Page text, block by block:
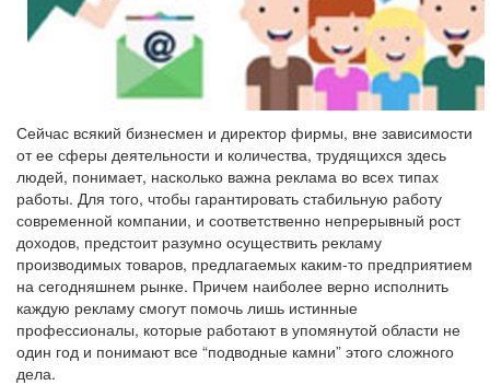
Сейчас всякий бизнесмен и директор фирмы, вне зависимости
от ее сферы деятельности и количества, трудящихся здесь
людей, понимает, насколько важна реклама во всех типах
работы. Для того, чтобы гарантировать стабильную работу
современной компании, и соответственно непрерывный рост
доходов, предстоит разумно осуществить рекламу
производимых товаров, предлагаемых каким-то предприятием
на сегодняшнем рынке. Причем наиболее верно исполнить
каждую рекламу смогут помочь лишь истинные
профессионалы, которые работают в упомянутой области не
один год и понимают все “подводные камни” этого сложного
дела.